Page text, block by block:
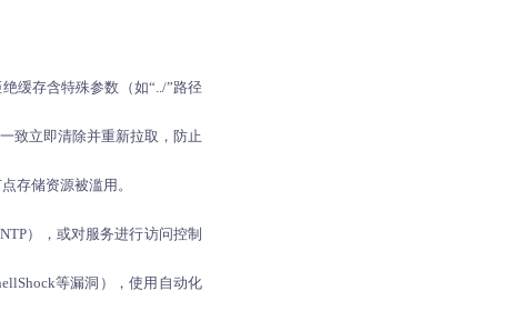
缓存含特殊参数（如“../”路径
致立即清除并重新拉取，防止
存储资源被滥用。
），或对服务进行访问控制
等漏洞），使用自动化